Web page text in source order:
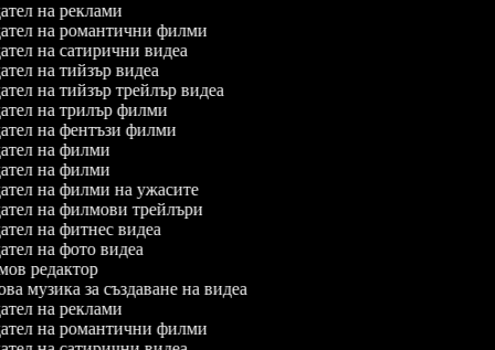
на реклами
на романтични филми
на сатирични видеа
на тийзър видеа
на тийзър трейлър видеа
на трилър филми
на фентъзи филми
на филми
на филми
на филми на ужасите
на филмови трейлъри
на фитнес видеа
на фото видеа
редактор
музика за създаване на видеа
на реклами
на романтични филми